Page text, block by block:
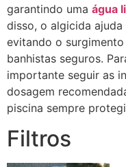
garantindo uma água
disso, o algicida ajuda
evitando o
banhistas seguros.
importante seguir as
dosagem
piscina sempre
Filtros